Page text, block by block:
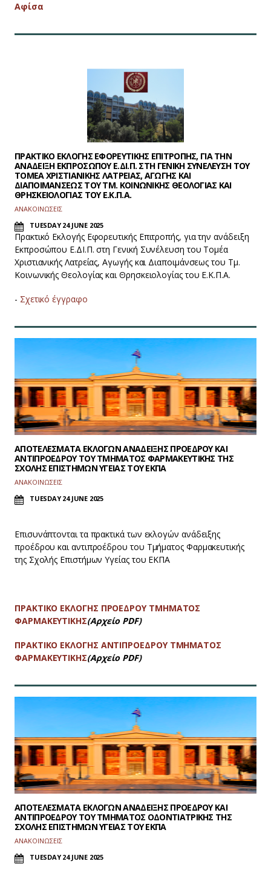
Αφίσα
ΠΡΑΚΤΙΚΟ ΕΚΛΟΓΗΣ ΕΦΟΡΕΥΤΙΚΗΣ ΕΠΙΤΡΟΠΗΣ, ΓΙΑ ΤΗΝ
ΑΝΑΔΕΙΞΗ ΕΚΠΡΟΣΩΠΟΥ Ε.ΔΙ.Π. ΣΤΗ ΓΕΝΙΚΗ ΣΥΝΕΛΕΥΣΗ ΤΟΥ
ΤΟΜΕΑ ΧΡΙΣΤΙΑΝΙΚΗΣ ΛΑΤΡΕΙΑΣ, ΑΓΩΓΗΣ ΚΑΙ
ΔΙΑΠΟΙΜΑΝΣΕΩΣ ΤΟΥ ΤΜ. ΚΟΙΝΩΝΙΚΗΣ ΘΕΟΛΟΓΙΑΣ ΚΑΙ
ΘΡΗΣΚΕΙΟΛΟΓΙΑΣ ΤΟΥ Ε.Κ.Π.Α.
ΑΝΑΚΟΙΝΩΣΕΙΣ
TUESDAY 24 JUNE 2025
Πρακτικό Εκλογής Εφορευτικής Επιτροπής, για την ανάδειξη
Εκπροσώπου Ε.ΔΙ.Π. στη Γενική Συνέλευση του Τομέα
Χριστιανικής Λατρείας, Αγωγής και Διαποιμάνσεως του Τμ.
Κοινωνικής Θεολογίας και Θρησκειολογίας του Ε.Κ.Π.Α.
- Σχετικό έγγραφο
ΑΠΟΤΕΛΕΣΜΑΤΑ ΕΚΛΟΓΩΝ ΑΝΑΔΕΙΞΗΣ ΠΡΟΕΔΡΟΥ ΚΑΙ
ΑΝΤΙΠΡΟΕΔΡΟΥ ΤΟΥ ΤΜΗΜΑΤΟΣ ΦΑΡΜΑΚΕΥΤΙΚΗΣ ΤΗΣ
ΣΧΟΛΗΣ ΕΠΙΣΤΗΜΩΝ ΥΓΕΙΑΣ ΤΟΥ ΕΚΠΑ
ΑΝΑΚΟΙΝΩΣΕΙΣ
TUESDAY 24 JUNE 2025
Επισυνάπτονται τα πρακτικά των εκλογών ανάδειξης
προέδρου και αντιπροέδρου του Τμήματος Φαρμακευτικής
της Σχολής Επιστήμων Υγείας του ΕΚΠΑ
ΠΡΑΚΤΙΚΟ ΕΚΛΟΓΗΣ ΠΡΟΕΔΡΟΥ ΤΜΗΜΑΤΟΣ
ΦΑΡΜΑΚΕΥΤΙΚΗΣ(Αρχείο PDF)
ΠΡΑΚΤΙΚΟ ΕΚΛΟΓΗΣ ΑΝΤΙΠΡΟΕΔΡΟΥ ΤΜΗΜΑΤΟΣ
ΦΑΡΜΑΚΕΥΤΙΚΗΣ(Αρχείο PDF)
ΑΠΟΤΕΛΕΣΜΑΤΑ ΕΚΛΟΓΩΝ ΑΝΑΔΕΙΞΗΣ ΠΡΟΕΔΡΟΥ ΚΑΙ
ΑΝΤΙΠΡΟΕΔΡΟΥ ΤΟΥ ΤΜΗΜΑΤΟΣ ΟΔΟΝΤΙΑΤΡΙΚΗΣ ΤΗΣ
ΣΧΟΛΗΣ ΕΠΙΣΤΗΜΩΝ ΥΓΕΙΑΣ ΤΟΥ ΕΚΠΑ
ΑΝΑΚΟΙΝΩΣΕΙΣ
TUESDAY 24 JUNE 2025